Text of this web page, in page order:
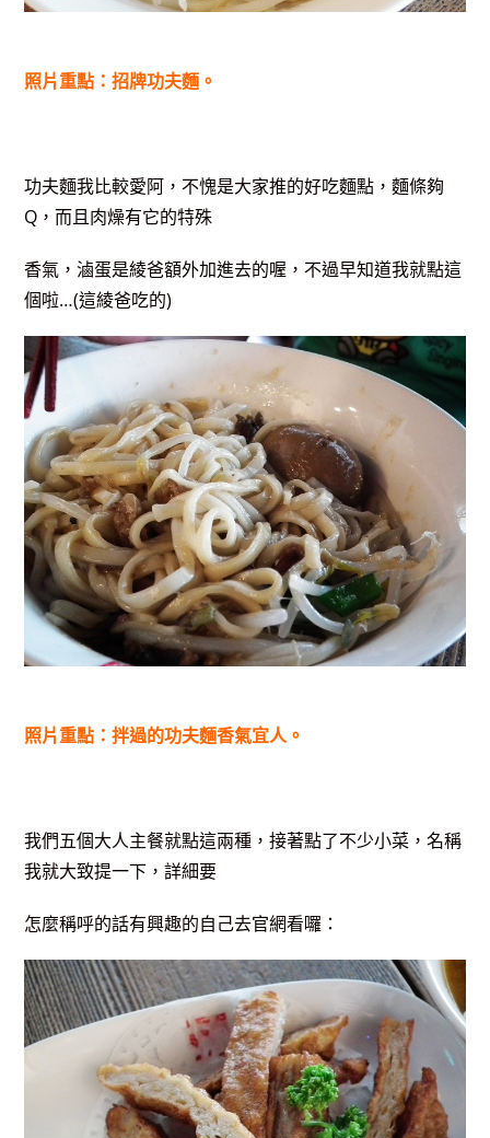
照片重點：招牌功夫麵。
功夫麵我比較愛阿，不愧是大家推的好吃麵點，麵條夠
Q，而且肉燥有它的特殊
香氣，滷蛋是綾爸額外加進去的喔，不過早知道我就點這
個啦…(這綾爸吃的)
照片重點：拌過的功夫麵香氣宜人。
我們五個大人主餐就點這兩種，接著點了不少小菜，名稱
我就大致提一下，詳細要
怎麼稱呼的話有興趣的自己去官網看囉：